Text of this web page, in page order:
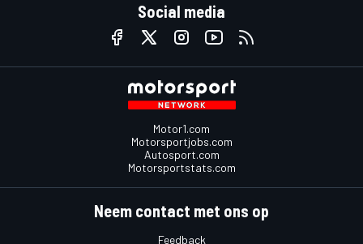
Social media
Motor1.com
Motorsportjobs.com
Autosport.com
Motorsportstats.com
Neem contact met ons op
Feedback